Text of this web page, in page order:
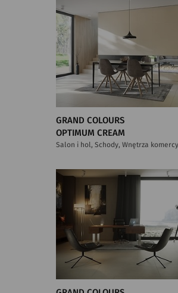
GRAND COLOURS
OPTIMUM CREAM
Salon i hol, Schody, Wnętrza